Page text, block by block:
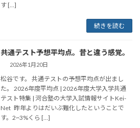
す […]
続きを読む
共通テスト予想平均点。昔と違う感覚。
2026年1月20日
松谷です。 共通テストの予想平均点が出まし
た。 2026年度平均点 | 2026年度大学入学共通
テスト特集 | 河合塾の大学入試情報サイトKei-
Net 昨年よりはだいぶ難化したということで
す。2~3%くら […]